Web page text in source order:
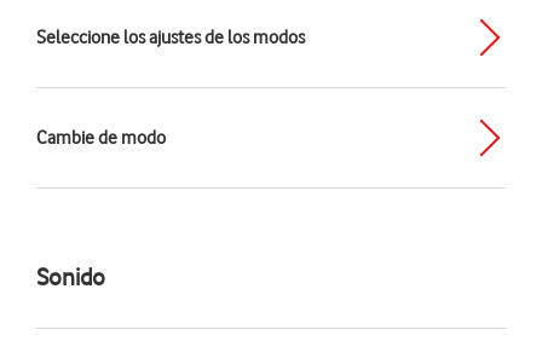
Seleccione los ajustes de los modos
Cambie de modo
Sonido